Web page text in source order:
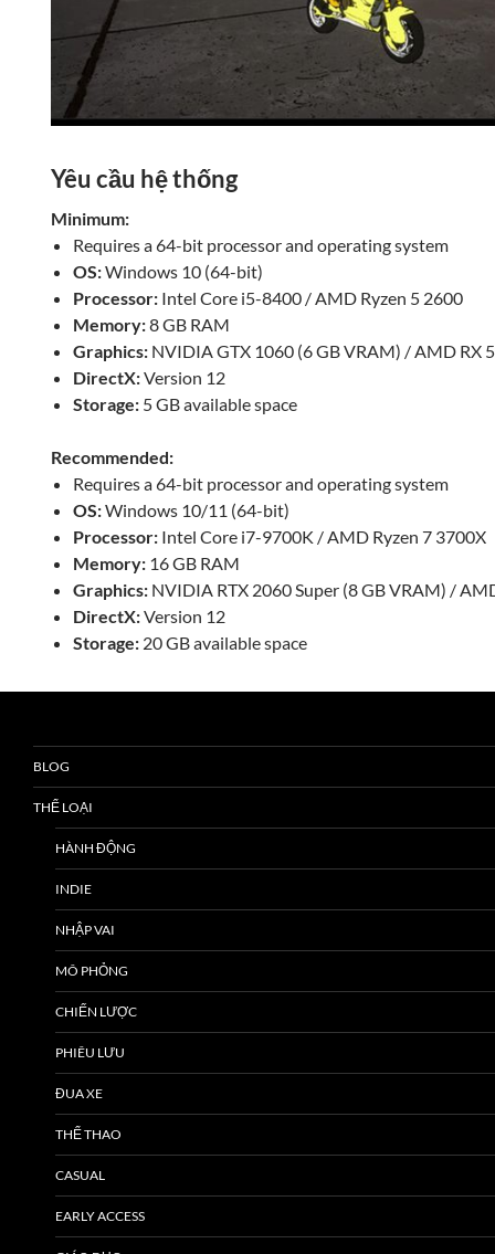
Yêu cầu hệ thống
Minimum:
Requires a 64-bit processor and operating system
OS:Windows 10 (64-bit)
Processor: Intel Core i5-8400 / AMD Ryzen 5 2600
Memory:8 GB RAM
Graphics: NVIDIA GTX 1060 (6 GB VRAM) / AMD RX
DirectX:Version 12
Storage: 5 GB available space
Recommended:
Requires a 64-bit processor and operating system
OS:Windows 10/11 (64-bit)
Processor: Intel Core i7-9700K / AMD Ryzen 7 3700X
Memory: 16 GB RAM
Graphics: NVIDIA RTX 2060 Super (8 GB VRAM) /
DirectX:Version 12
Storage: 20 GB available space
BLOG
THỂ LOẠI
HÀNH ĐỘNG
INDIE
NHẬP VAI
MÔ PHỎNG
CHIẾN LƯỢC
PHIÊU LƯU
ĐUA XE
THỂ THAO
CASUAL
EARLY ACCESS